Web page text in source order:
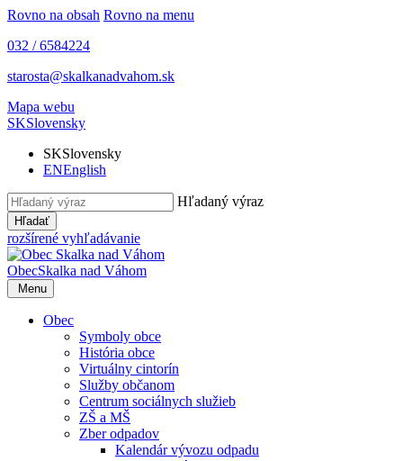
Rovno na obsah Rovno na menu
032 / 6584224
starosta@skalkanadvahom.sk
Mapa webu
SKSlovensky
SKSlovensky
ENEnglish
Hľadaný výraz
Hľadať
rozšírené vyhľadávanie
ObecSkalka nad Váhom
Menu
Obec
Symboly obce
História obce
Virtuálny cintorín
Služby občanom
Centrum sociálnych služieb
ZŠ a MŠ
Zber odpadov
Kalendár vývozu odpadu